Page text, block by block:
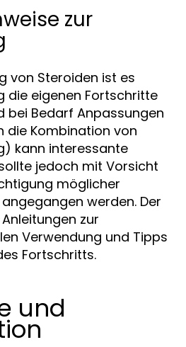
zur
von Steroiden ist es
die eigenen Fortschritte
bei Bedarf Anpassungen
die Kombination von
kann interessante
jedoch mit Vorsicht
möglicher
werden. Der
zur
Verwendung und Tipps
Fortschritts.
und